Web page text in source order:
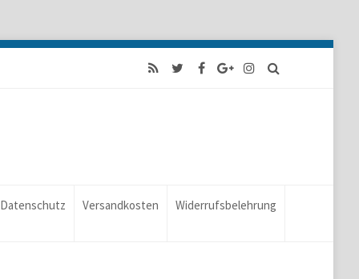
Datenschutz Versandkosten Widerrufsbelehrung